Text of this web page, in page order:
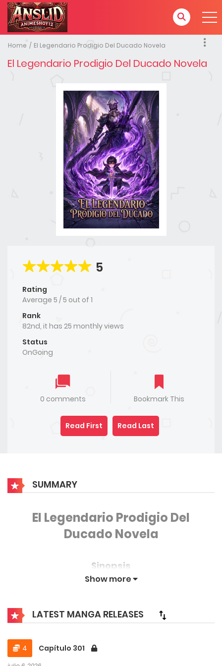
Home El Legendario Prodigio Del Ducado Novela
El Legendario Prodigio Del Ducado Novela
5
Rating
Average 5 /5 out of 1
Rank
82nd, it has 25 monthly views
Status
OnGoing
0 comments Bookmark This
Read First Read Last
SUMMARY
El Legendario Prodigio Del
Ducado Novela
Sinopsis
SSS procedente de la Tierra, fue transportado a
sirviendo como el despiadado perro de caza
del Imperio. Sin embargo, tras ser traicionado y
Show more
LATEST MANGA RELEASES
4 Capítulo 301